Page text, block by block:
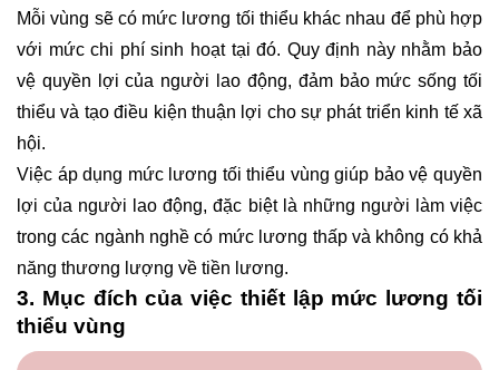
Mỗi vùng sẽ có mức lương tối thiểu khác nhau để phù hợp
với mức chi phí sinh hoạt tại đó. Quy định này nhằm bảo
vệ quyền lợi của người lao động, đảm bảo mức sống tối
thiểu và tạo điều kiện thuận lợi cho sự phát triển kinh tế xã
hội.
Việc áp dụng mức lương tối thiểu vùng giúp bảo vệ quyền
lợi của người lao động, đặc biệt là những người làm việc
trong các ngành nghề có mức lương thấp và không có khả
năng thương lượng về tiền lương.
3. Mục đích của việc thiết lập mức lương tối
thiểu vùng